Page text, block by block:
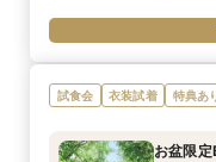
試食会 衣装試着 特典あ
お盆限